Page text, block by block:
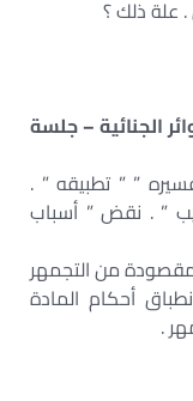
علة ذلك ؟
قضائية الدوائر الجنائية – جلسة
” ” تطبيقه ” .
” . نقض ” أسباب
من التجمهر
أحكام المادة